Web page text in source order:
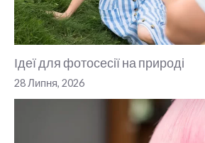
Ідеї для фотосесії на природі
28 Липня, 2026